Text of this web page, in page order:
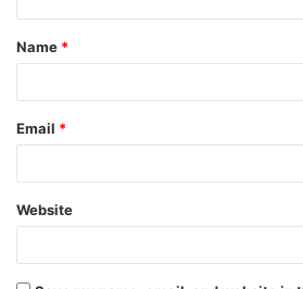
t
*
Name *
Email *
Website